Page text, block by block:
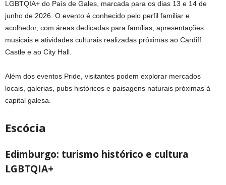
LGBTQIA+ do País de Gales, marcada para os dias 13 e 14 de
junho de 2026. O evento é conhecido pelo perfil familiar e
acolhedor, com áreas dedicadas para famílias, apresentações
musicais e atividades culturais realizadas próximas ao Cardiff
Castle e ao City Hall.
Além dos eventos Pride, visitantes podem explorar mercados
locais, galerias, pubs históricos e paisagens naturais próximas à
capital galesa.
Escócia
Edimburgo: turismo histórico e cultura
LGBTQIA+